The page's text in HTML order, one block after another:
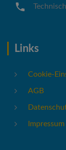
Links
Cookie-
AGB
Impressum